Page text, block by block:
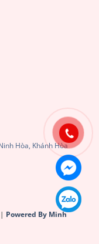
Hòa, Khánh Hòa
| Powered By Minh